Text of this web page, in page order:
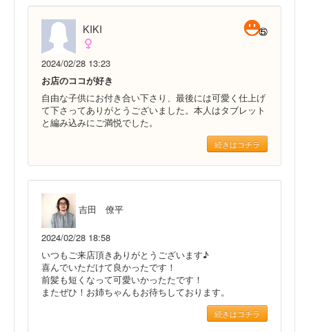
KIKI
2024/02/28 13:23
お店のココが好き
自由な子供にお付き合い下さり、最後には可愛く仕上げ
て下さってありがとうございました。本人はタブレット
と編み込みにご満悦でした。
続きはコチラ
吉田 僚平
2024/02/28 18:58
いつもご来店頂きありがとうございます♪
喜んでいただけて良かったです！
前髪も短くなって可愛いかったたです！
またぜひ！お姉ちゃんもお待ちしております。
続きはコチラ